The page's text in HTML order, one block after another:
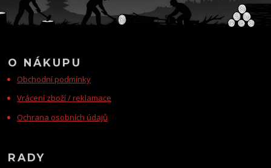
O NÁKUPU
Obchodní podmínky
Vrácení zboží / reklamace
Ochrana osobních údajů
RADY